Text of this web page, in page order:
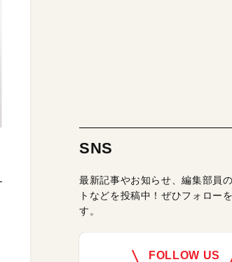
SNS
最新記事やお知らせ、編集部員
トなどを投稿中！ぜひフォロー
す。
FOLLOW US